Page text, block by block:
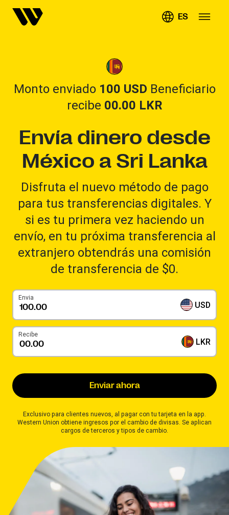
ES
Monto enviado 100 USD Beneficiario
recibe 00.00 LKR
Envía dinero desde
México a Sri Lanka
Disfruta el nuevo método de pago
para tus transferencias digitales. Y
si es tu primera vez haciendo un
envío, en tu próxima transferencia al
extranjero obtendrás una comisión
de transferencia de $0.
Envia
USD
Recibe
LKR
Enviar ahora
Exclusivo para clientes nuevos, al pagar con tu tarjeta en la app.
Western Union obtiene ingresos por el cambio de divisas. Se aplican
cargos de terceros y tipos de cambio.